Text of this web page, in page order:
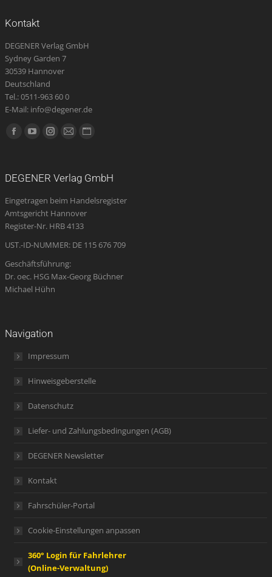
Kontakt
DEGENER Verlag GmbH
Sydney Garden 7
30539 Hannover
Deutschland
Tel.: 0511-963 60 0
E-Mail: info@degener.de
Finden Sie uns auf:
Facebook
new
window
YouTube
new
window
Instagram
new
window
E-
opens
in
new
Website
new
DEGENER Verlag GmbH
Eingetragen beim Handelsregister
Amtsgericht Hannover
Register-Nr. HRB 4133
UST.-ID-NUMMER: DE 115 676 709
Geschäftsführung:
Dr. oec. HSG Max-Georg Büchner
Michael Hühn
Navigation
Impressum
Hinweisgeberstelle
Datenschutz
Liefer- und Zahlungsbedingungen (AGB)
DEGENER Newsletter
Kontakt
Fahrschüler-Portal
Cookie-Einstellungen anpassen
360° Login für Fahrlehrer
(Online-Verwaltung)